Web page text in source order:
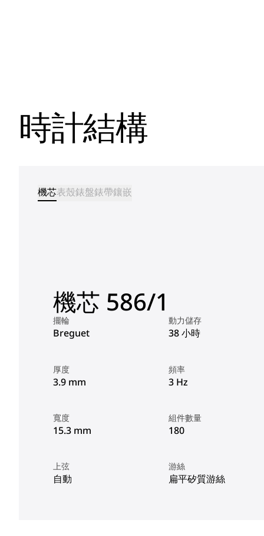
時計結構
機芯表殼錶盤錶帶鑲嵌
機芯 586/1
擺輪
Breguet
動力儲存
38 小時
厚度
3.9 mm
頻率
3 Hz
寬度
15.3 mm
組件數量
180
上弦
自動
游絲
扁平矽質游絲